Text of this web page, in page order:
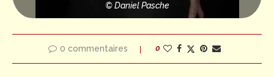
© Daniel Pasche
0 commentaires 0